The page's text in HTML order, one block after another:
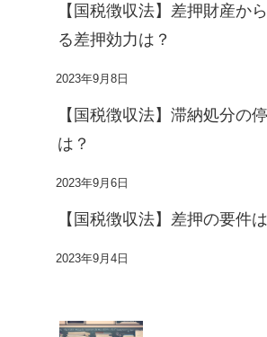
【国税徴収法】差押財産か
る差押効力は？
2023年9月8日
【国税徴収法】滞納処分の
は？
2023年9月6日
【国税徴収法】差押の要件
2023年9月4日